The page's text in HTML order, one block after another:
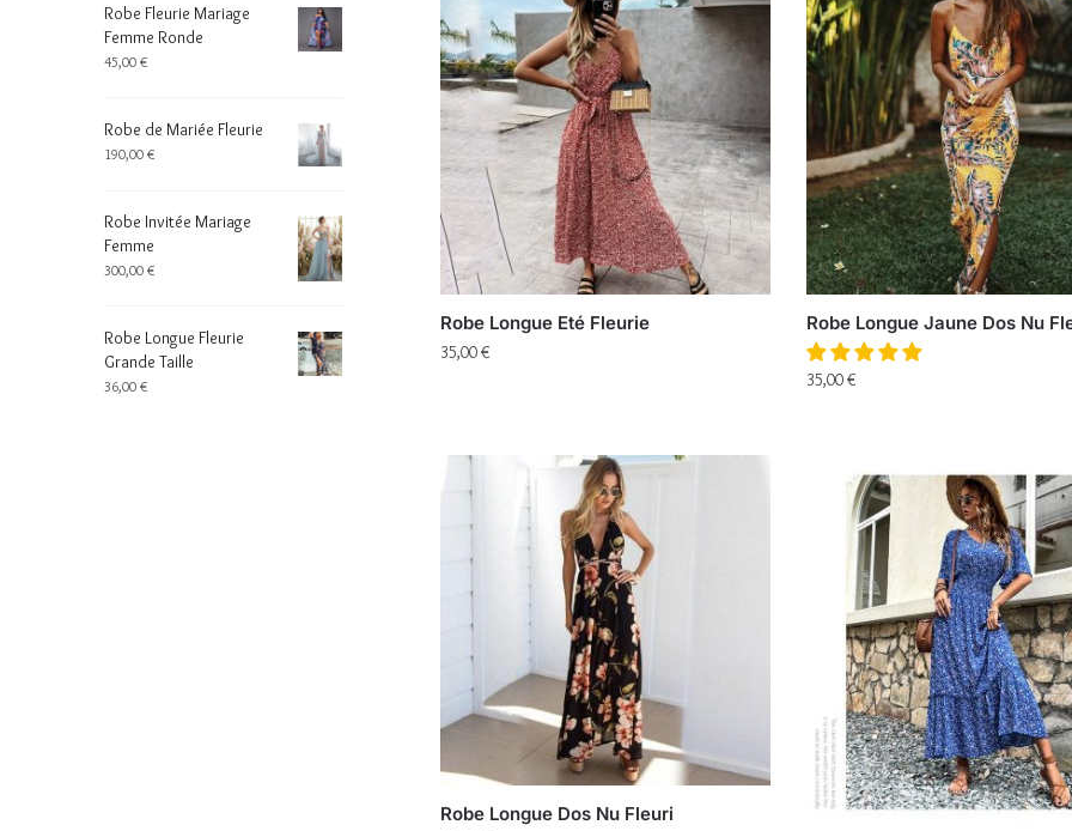
Robe Longue Eté Fleurie
35,00€
Robe Longue Jaune Dos Nu
35,00€
Robe Longue Dos Nu Fleuri
Robe Fleurie Mariage
Femme Ronde
45,00 €
Robe de Mariée Fleurie
190,00 €
Robe Invitée Mariage
Femme
300,00 €
Robe Longue Fleurie
Grande Taille
36,00 €